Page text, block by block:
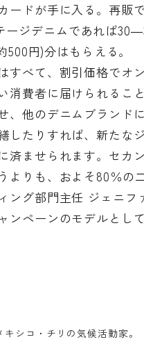
ードが手に入る。再販
ージデニムであれば
円)分はもらえる。
すべて、割引価格でオ
消費者に届けられるこ
、他のデニムブランド
したりすれば、新た
済ませられます。セカ
よりも、およそ80％の
ング部門主任 ジェニフ
ンペーンのモデルとし
キシコ・チリの気候活動家